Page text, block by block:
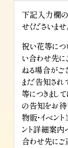
下記入力欄
せくださいませ
祝い花等につ
い合わせ先に
ねる場合がご
まだ告知され
等につきまし
の告知をお待
物販・イベン
ント詳細案内
合わせ先にご